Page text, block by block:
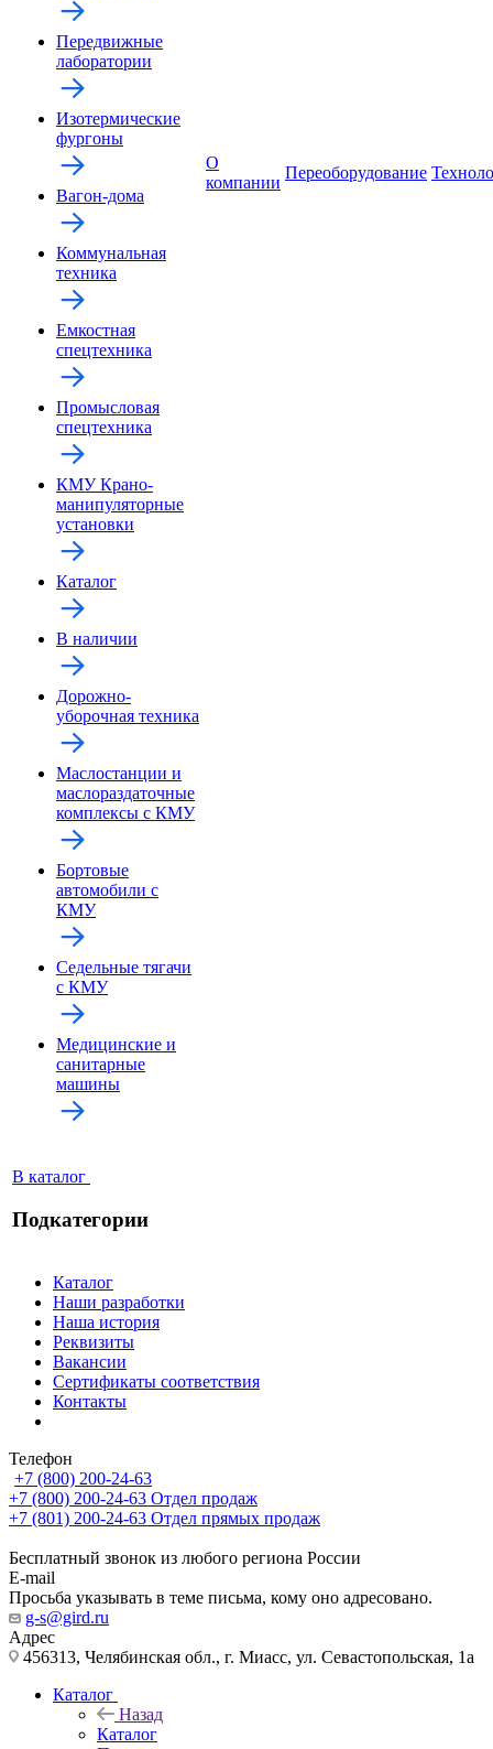
Передвижные
лаборатории
Изотермические
фургоны
Вагон-дома
Коммунальная
техника
Емкостная
спецтехника
Промысловая
спецтехника
КМУ Крано-
манипуляторные
установки
Каталог
В наличии
Дорожно-
уборочная техника
Маслостанции и
маслораздаточные
комплексы с КМУ
Бортовые
автомобили с
КМУ
Седельные тягачи
с КМУ
Медицинские и
санитарные
машины
В каталог
Подкатегории
О
компании
Переоборудование
Каталог
Наши разработки
Наша история
Реквизиты
Вакансии
Сертификаты соответствия
Контакты
Телефон
+7 (800) 200-24-63
+7 (800) 200-24-63 Отдел продаж
+7 (801) 200-24-63 Отдел прямых продаж
Бесплатный звонок из любого региона России
E-mail
Просьба указывать в теме письма, кому оно адресовано.
g-s@gird.ru
Адрес
456313, Челябинская обл., г. Миасс, ул. Севастопольская, 1а
Каталог
Назад
Каталог